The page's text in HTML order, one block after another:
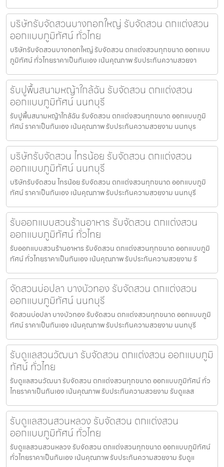
บริษัทรับจัดสวนบางกอกใหญ่ รับจัดสวน ตกแต่งสวน
ออกแบบภูมิทัศน์ ทั่วไทย
บริษัทรับจัดสวนบางกอกใหญ่ รับจัดสวน ตกแต่งสวนทุกขนาด ออกแบบ
ภูมิทัศน์ ทั่วไทยราคาเป็นกันเอง เน้นคุณภาพ รับประกันความสวยงา
รับปูพื้นสนามหญ้าใกล้ฉัน รับจัดสวน ตกแต่งสวน
ออกแบบภูมิทัศน์ นนทบุรี
รับปูพื้นสนามหญ้าใกล้ฉัน รับจัดสวน ตกแต่งสวนทุกขนาด ออกแบบภูมิ
ทัศน์ ราคาเป็นกันเอง เน้นคุณภาพ รับประกันความสวยงาม นนทบุร
บริษัทรับจัดสวน ไทรน้อย รับจัดสวน ตกแต่งสวน
ออกแบบภูมิทัศน์ นนทบุรี
บริษัทรับจัดสวน ไทรน้อย รับจัดสวน ตกแต่งสวนทุกขนาด ออกแบบภูมิ
ทัศน์ ราคาเป็นกันเอง เน้นคุณภาพ รับประกันความสวยงาม นนทบุรี
รับออกแบบสวนร้านอาหาร รับจัดสวน ตกแต่งสวน
ออกแบบภูมิทัศน์ ทั่วไทย
รับออกแบบสวนร้านอาหาร รับจัดสวน ตกแต่งสวนทุกขนาด ออกแบบภูมิ
ทัศน์ ทั่วไทยราคาเป็นกันเอง เน้นคุณภาพ รับประกันความสวยงาม รั
จัดสวนบ่อปลา บางบัวทอง รับจัดสวน ตกแต่งสวน
ออกแบบภูมิทัศน์ นนทบุรี
จัดสวนบ่อปลา บางบัวทอง รับจัดสวน ตกแต่งสวนทุกขนาด ออกแบบภูมิ
ทัศน์ ราคาเป็นกันเอง เน้นคุณภาพ รับประกันความสวยงาม นนทบุรี
รับดูแลสวนวัฒนา รับจัดสวน ตกแต่งสวน ออกแบบภูมิ
ทัศน์ ทั่วไทย
รับดูแลสวนวัฒนา รับจัดสวน ตกแต่งสวนทุกขนาด ออกแบบภูมิทัศน์ ทั่ว
ไทยราคาเป็นกันเอง เน้นคุณภาพ รับประกันความสวยงาม รับดูแลส
รับดูแลสวนสวนหลวง รับจัดสวน ตกแต่งสวน
ออกแบบภูมิทัศน์ ทั่วไทย
รับดูแลสวนสวนหลวง รับจัดสวน ตกแต่งสวนทุกขนาด ออกแบบภูมิทัศน์
ทั่วไทยราคาเป็นกันเอง เน้นคุณภาพ รับประกันความสวยงาม รับดูแ